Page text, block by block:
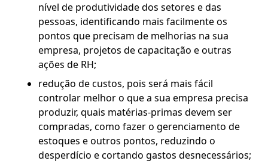
nível de produtividade dos setores e das
pessoas, identificando mais facilmente os
pontos que precisam de melhorias na sua
empresa, projetos de capacitação e outras
ações de RH;
redução de custos, pois será mais fácil
controlar melhor o que a sua empresa precisa
produzir, quais matérias-primas devem ser
compradas, como fazer o gerenciamento de
estoques e outros pontos, reduzindo o
desperdício e cortando gastos desnecessários;